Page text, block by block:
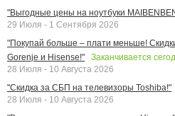
"Выгодные цены на ноутбуки
29 Июля - 1 Сентября 2026
"Покупай больше – плати меньше!
Gorenje и Hisense!"
Заканчивается
28 Июля - 10 Августа 2026
"Скидка за СБП на телевизоры Toshiba!"
28 Июля - 10 Августа 2026